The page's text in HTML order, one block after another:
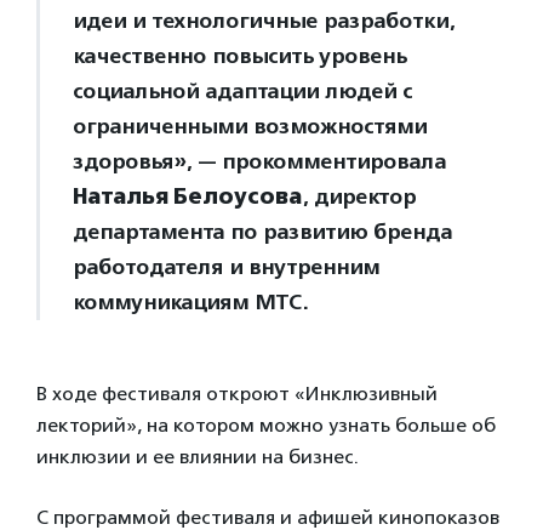
идеи и технологичные разработки,
качественно повысить уровень
социальной адаптации людей с
ограниченными возможностями
здоровья», — прокомментировала
Наталья Белоусова, директор
департамента по развитию бренда
работодателя и внутренним
коммуникациям МТС.
В ходе фестиваля откроют «Инклюзивный
лекторий», на котором можно узнать больше об
инклюзии и ее влиянии на бизнес.
С программой фестиваля и афишей кинопоказов